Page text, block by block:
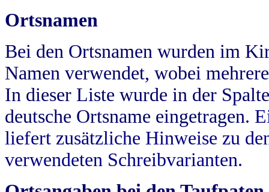
Ortsnamen
Bei den Ortsnamen wurden im
Namen verwendet, wobei
In dieser Liste wurde in der
deutsche Ortsname eingetragen.
liefert zusätzliche Hinweise zu
verwendeten Schreibvarianten.